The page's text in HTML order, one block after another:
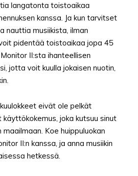
langatonta toistoaikaa
kanssa. Ja kun tarvitset
nauttia musiikista, ilman
pidentää toistoaikaa jopa 45
II:sta ihanteellisen
jotta voit kuulla jokaisen nuotin,
eivät ole pelkät
joka kutsuu sinut
Koe huippuluokan
II:n kanssa, ja anna musiikin
hetkessä.